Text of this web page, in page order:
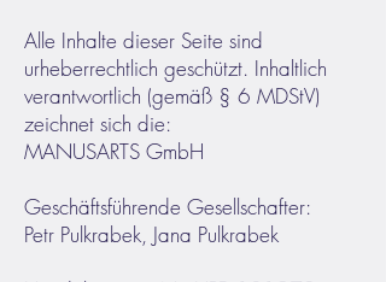
Alle Inhalte dieser Seite sind
urheberrechtlich geschützt. Inhaltlich
verantwortlich (gemäß § 6 MDStV)
zeichnet sich die:
MANUSARTS GmbH
Geschäftsführende Gesellschafter:
Petr Pulkrabek, Jana Pulkrabek